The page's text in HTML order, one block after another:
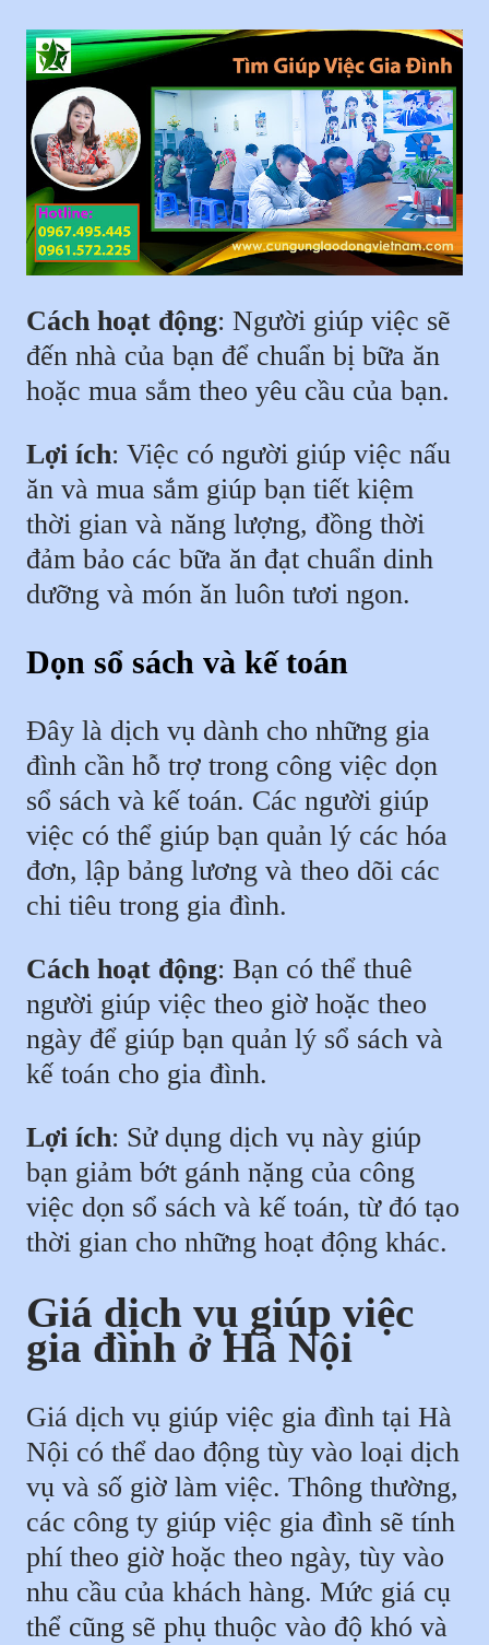
Cách hoạt động: Người giúp việc sẽ
đến nhà của bạn để chuẩn bị bữa ăn
hoặc mua sắm theo yêu cầu của bạn.
Lợi ích: Việc có người giúp việc nấu
ăn và mua sắm giúp bạn tiết kiệm
thời gian và năng lượng, đồng thời
đảm bảo các bữa ăn đạt chuẩn dinh
dưỡng và món ăn luôn tươi ngon.
Dọn sổ sách và kế toán
Đây là dịch vụ dành cho những gia
đình cần hỗ trợ trong công việc dọn
sổ sách và kế toán. Các người giúp
việc có thể giúp bạn quản lý các hóa
đơn, lập bảng lương và theo dõi các
chi tiêu trong gia đình.
Cách hoạt động: Bạn có thể thuê
người giúp việc theo giờ hoặc theo
ngày để giúp bạn quản lý sổ sách và
kế toán cho gia đình.
Lợi ích: Sử dụng dịch vụ này giúp
bạn giảm bớt gánh nặng của công
việc dọn sổ sách và kế toán, từ đó tạo
thời gian cho những hoạt động khác.
Giá dịch vụ giúp việc
gia đình ở Hà Nội
Giá dịch vụ giúp việc gia đình tại Hà
Nội có thể dao động tùy vào loại dịch
vụ và số giờ làm việc. Thông thường,
các công ty giúp việc gia đình sẽ tính
phí theo giờ hoặc theo ngày, tùy vào
nhu cầu của khách hàng. Mức giá cụ
thể cũng sẽ phụ thuộc vào độ khó và